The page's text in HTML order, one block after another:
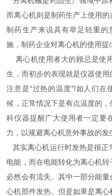
而离心机则是制药生产上使用的
制药生产来说具有举足轻重的意义
施，制药企业对离心机的使用提
离心机使用者大的顾忌是使
生，而初步的表现就是仪器使用
注意是“过热的温度”!如人们在
候，正常情况下是有点温度的
科仪器提醒广大使用者一定要
力，以规避离心机意外事故的发生
其实离心机运行时发热是很正
电能，而在电能转化为离心机
必然会有流失。其中一部分能
心机部件发热。但是如果是离心